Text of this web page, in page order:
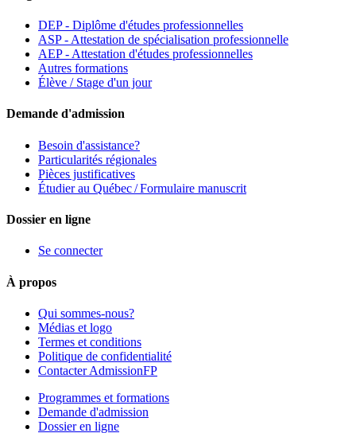
DEP - Diplôme d'études professionnelles
ASP - Attestation de spécialisation professionnelle
AEP - Attestation d'études professionnelles
Autres formations
Élève / Stage d'un jour
Demande d'admission
Besoin d'assistance?
Particularités régionales
Pièces justificatives
Étudier au Québec / Formulaire manuscrit
Dossier en ligne
Se connecter
À propos
Qui sommes-nous?
Médias et logo
Termes et conditions
Politique de confidentialité
Contacter AdmissionFP
Programmes et formations
Demande d'admission
Dossier en ligne